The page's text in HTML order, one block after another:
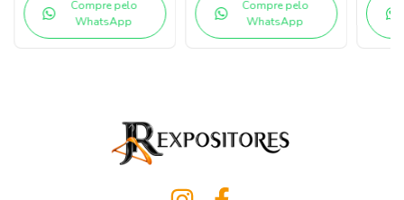
Compre pelo
WhatsApp
Compre pelo
WhatsApp